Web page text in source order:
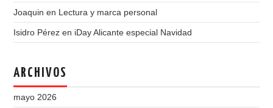
Joaquin en Lectura y marca personal
Isidro Pérez en iDay Alicante especial Navidad
ARCHIVOS
mayo 2026